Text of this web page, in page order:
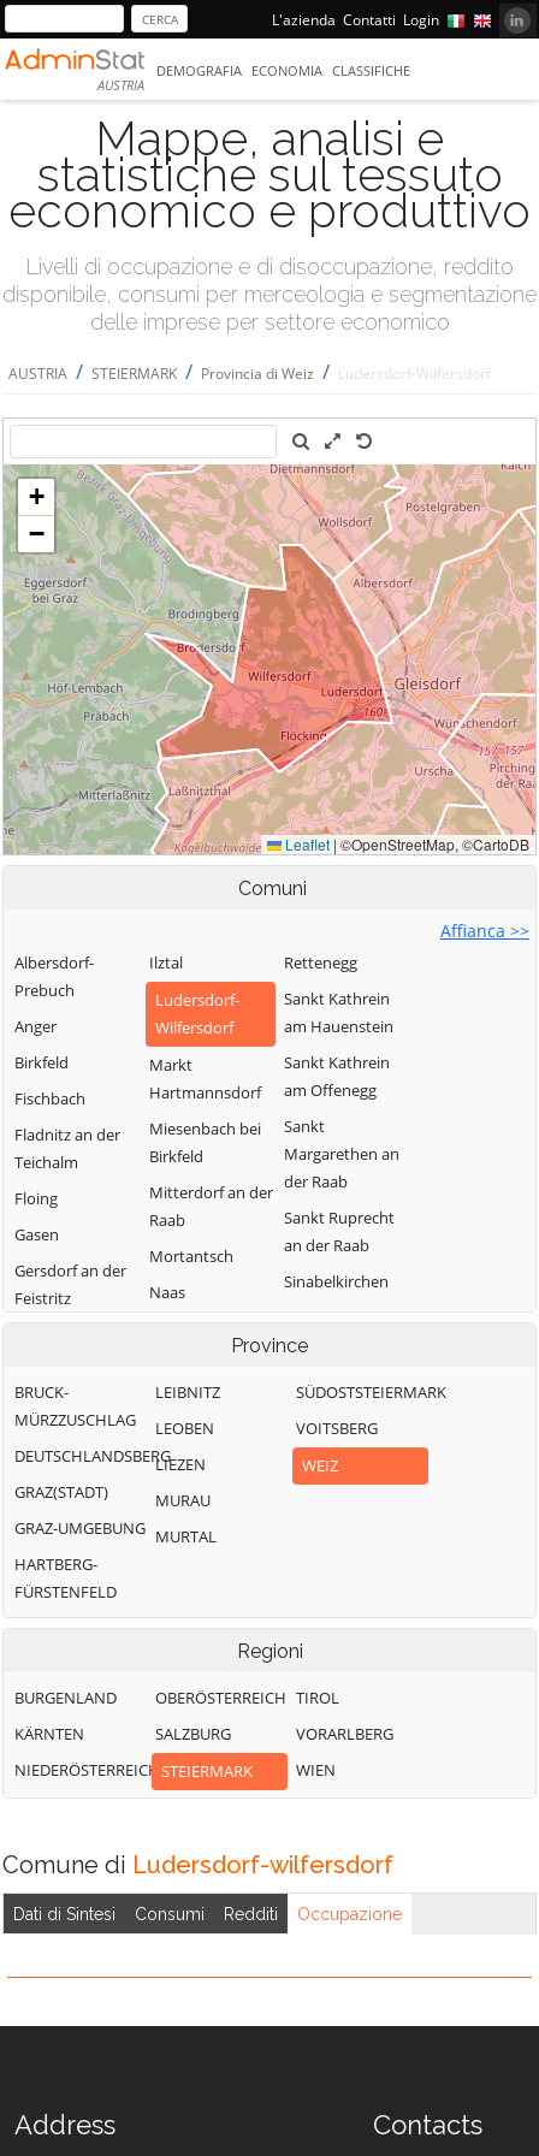
L'azienda Contatti Login
AUSTRIA
DEMOGRAFIA ECONOMIA CLASSIFICHE
Mappe, analisi e
statistiche sul tessuto
economico e produttivo
Livelli di occupazione e di disoccupazione, reddito
disponibile, consumi per merceologia e segmentazione
delle imprese per settore economico
AUSTRIA / STEIERMARK / Provincia di Weiz / Ludersdorf-Wilfersdorf
Comuni
Affianca >>
Albersdorf-
Prebuch
Anger
Birkfeld
Fischbach
Fladnitz an der
Teichalm
Floing
Gasen
Gersdorf an der
Feistritz
Stenzengreith
der Raab
Ilztal
Ludersdorf-
Wilfersdorf
Markt
Hartmannsdorf
Miesenbach bei
Birkfeld
Mitterdorf an der
Raab
Mortantsch
Naas
Passail
Kulm
Puch bei Weiz
Ratten
Rettenegg
Sankt Kathrein
am Hauenstein
Sankt Kathrein
am Offenegg
Sankt
Margarethen an
der Raab
Sankt Ruprecht
an der Raab
Sinabelkirchen
Strallegg
Thannhausen
Weiz
Province
BRUCK-
MÜRZZUSCHLAG
DEUTSCHLANDSBERG
GRAZ(STADT)
GRAZ-UMGEBUNG
HARTBERG-
FÜRSTENFELD
LEIBNITZ
LEOBEN
LIEZEN
MURAU
MURTAL
SÜDOSTSTEIERMARK
VOITSBERG
WEIZ
Regioni
BURGENLAND
KÄRNTEN
NIEDERÖSTERREICH
OBERÖSTERREICH
SALZBURG
STEIERMARK
TIROL
VORARLBERG
WIEN
Comune di Ludersdorf-wilfersdorf
Dati di Sintesi Consumi Redditi Occupazione
Address Contacts